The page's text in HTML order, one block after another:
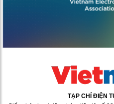
TẠP CHÍ ĐIỆN